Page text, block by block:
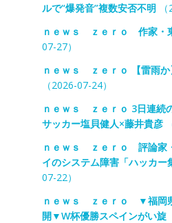
ルで“爆発音”複数安否不明（
ｎｅｗｓ ｚｅｒｏ 作家・
07-27）
ｎｅｗｓ ｚｅｒｏ 【雷雨
（2026-07-24）
ｎｅｗｓ ｚｅｒｏ 3日連続
サッカー塩貝健人×藤井貴彦
ｎｅｗｓ ｚｅｒｏ 評論家
イのシステム障害「ハッカー
07-22）
ｎｅｗｓ ｚｅｒｏ ▼福岡
開▼W杯優勝スペインがい旋